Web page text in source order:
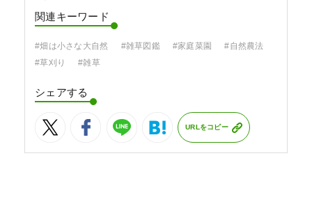
関連キーワード
#畑は小さな大自然 #雑草図鑑 #家庭菜園
#自然農法
#草刈り
#雑草
シェアする
URLをコピー